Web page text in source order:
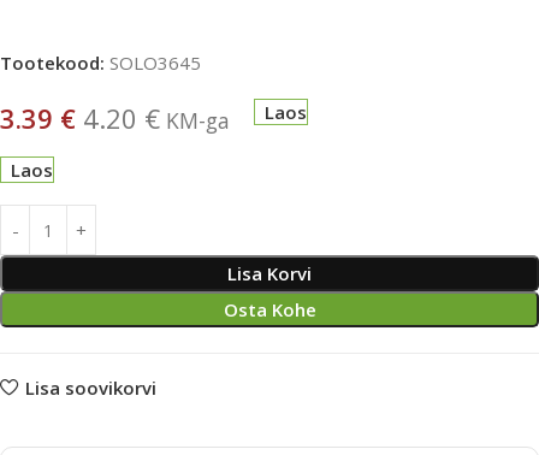
Tootekood: SOLO3645
3.39 € 4.20 € KM-ga Laos
Laos
Lisa Korvi
Osta Kohe
Lisa soovikorvi